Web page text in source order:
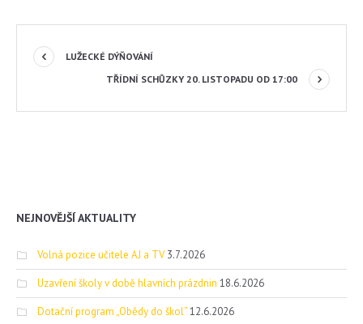
LUŽECKÉ DÝŇOVÁNÍ
TŘÍDNÍ SCHŮZKY 20. LISTOPADU OD 17:00
NEJNOVĚJŠÍ AKTUALITY
Volná pozice učitele AJ a TV 3.7.2026
Uzavření školy v době hlavních prázdnin 18.6.2026
Dotační program „Obědy do škol“12.6.2026